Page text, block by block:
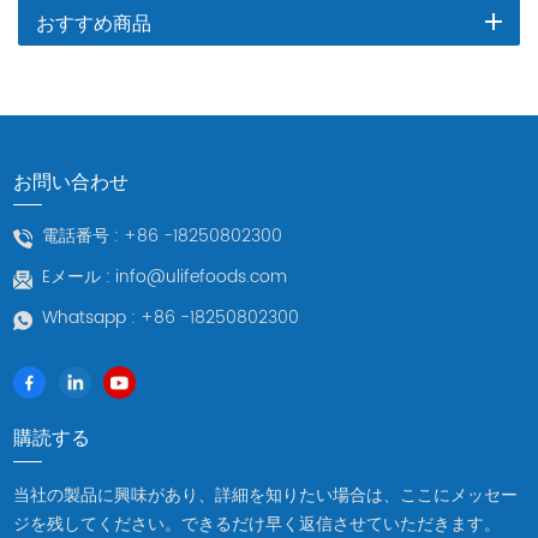
おすすめ商品
お問い合わせ
電話番号 : +86 -18250802300
Eメール : info@ulifefoods.com
Whatsapp : +86 -18250802300
購読する
当社の製品に興味があり、詳細を知りたい場合は、ここにメッセー
ジを残してください。できるだけ早く返信させていただきます。